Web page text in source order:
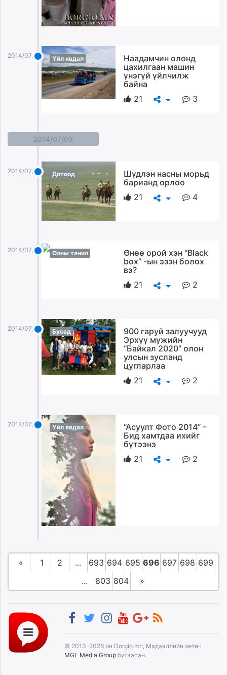
2014/07/10 Үйл явдал
Наадамчин олонд
цахилгаан машин
үнэгүй үйлчилж
байна
21
3
2014/07/09
2014/07/09 Дотоод
Шүдлэн насны морьд
барианд орлоо
21
4
2014/07/09 Олны танил
Өнөө орой хэн “Black
box” -ын эзэн болох
вэ?
21
2
2014/07/09 Бусад
900 гаруй залуучууд
Эрхүү мужийн
“Байкал 2020” олон
улсын зусланд
цугларлаа
21
2
2014/07/09 Үйл явдал
“Асуулт Фото 2014” -
Бид хамтдаа ихийг
бүтээнэ
21
2
« 1 2 ... 693 694 695 696 697 698 699
...
803 804 »
© 2013-2026 он Dorgio.mn, Мэдээллийн хөтөч
MGL Media Group бүтээсэн.